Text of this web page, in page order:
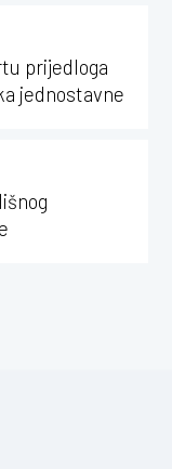
prijedloga
jednostavne